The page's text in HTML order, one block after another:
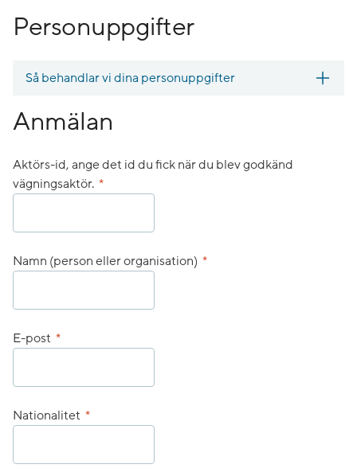
Personuppgifter
Så behandlar vi dina personuppgifter
Anmälan
Aktörs-id, ange det id du fick när du blev godkänd
vägningsaktör. *(obligatorisk)
Namn (person eller organisation) *(obligatorisk)
E-post *(obligatorisk)
Nationalitet *(obligatorisk)